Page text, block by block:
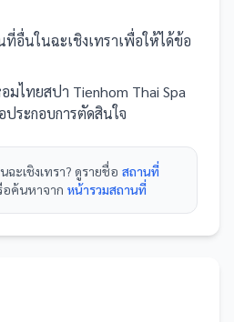
ที่อื่นในฉะเชิงเทราเพื่อให้ได้ข้อ
มไทยสปา Tienhom Thai Spa
ประกอบการตัดสินใจ
ฉะเชิงเทรา? ดูรายชื่อ สถานที่
อค้นหาจาก หน้ารวมสถานที่